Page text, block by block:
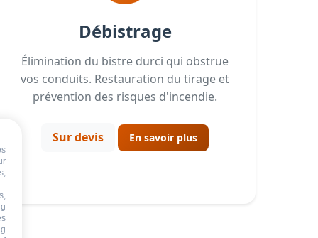
Débistrage
Élimination du bistre durci qui obstrue
vos conduits. Restauration du tirage et
prévention des risques d'incendie.
Sur devis En savoir plus